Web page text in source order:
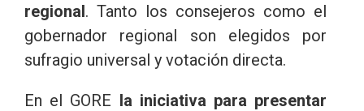
regional. Tanto los consejeros como el
gobernador regional son elegidos por
sufragio universal y votación directa.
En el GORE la iniciativa para presentar